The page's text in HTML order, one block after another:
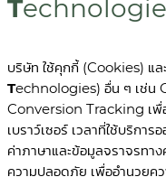
T
บริษัท ใช้คุกกี้ (Cookies) แล
Technologies) อื่น ๆ เช่น
Conversion Tracking เพื่
เบราว์เซอร์ เวลาที่ใช้บริกา
ค่าภาษาและข้อมูลจราจรทา
ความปลอดภัย เพื่ออำนวยคว